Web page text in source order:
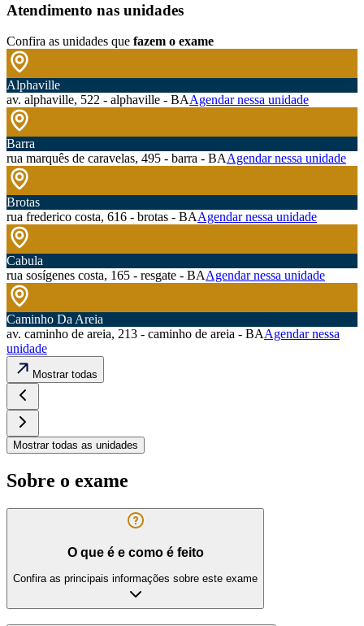
Atendimento nas unidades
Confira as unidades que fazem o exame
Alphaville
av. alphaville, 522 - alphaville - BAAgendar nessa unidade
Barra
rua marquês de caravelas, 495 - barra - BAAgendar nessa unidade
Brotas
rua frederico costa, 616 - brotas - BAAgendar nessa unidade
Cabula
rua sosígenes costa, 165 - resgate - BAAgendar nessa unidade
Caminho Da Areia
av. caminho de areia, 213 - caminho de areia - BAAgendar nessa
unidade
Mostrar todas
Mostrar todas as unidades
Sobre o exame
O que é e como é feito
Confira as principais informações sobre este exame